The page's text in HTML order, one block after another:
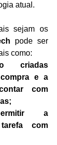
atual.
sejam os
pode ser
como:
criadas
e a
com
a
com